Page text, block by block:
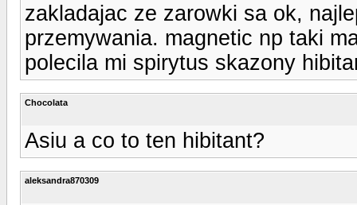
zakladajac ze zarowki sa ok,
przemywania. magnetic np taki
polecila mi spirytus skazony
Chocolata
Asiu a co to ten hibitant?
aleksandra870309